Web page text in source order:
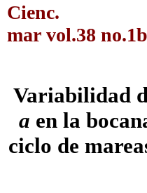
Cienc.
mar vol.38
Variabilidad
a en la
ciclo de